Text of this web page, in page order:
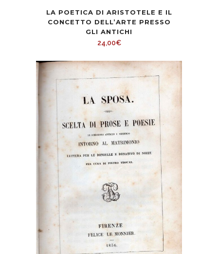
LA POETICA DI ARISTOTELE E IL
CONCETTO DELL’ARTE PRESSO
GLI ANTICHI
24,00€